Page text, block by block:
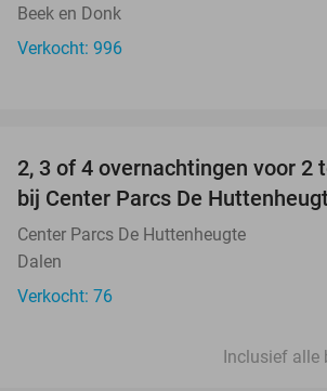
Beek en Donk
Verkocht: 996
2, 3 of 4 overnachtingen voor 2
bij Center Parcs De
Center Parcs De Huttenheugte
Dalen
Verkocht: 76
Inclusief alle